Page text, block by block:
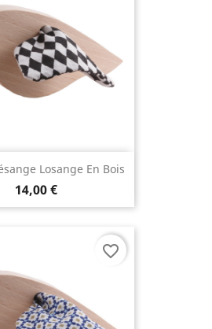
Losange En Bois
14,00 €
favorite_border